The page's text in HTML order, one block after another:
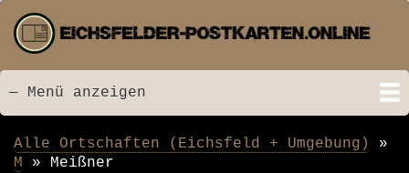
zum
Inhalt
Menü
— Menü anzeigen
Startseite
Neu hinzugefügt
Postkarten
Bildarchiv
Videos
Suche
Kontakt
Links
Spende
Pfadnavigation
Alle Ortschaften (Eichsfeld + Umgebung)
M
Meißner